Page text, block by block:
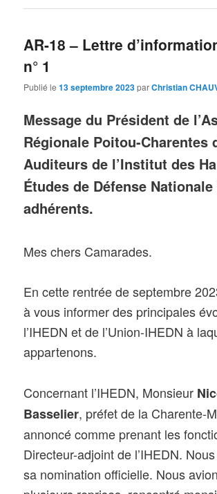
AR-18 – Lettre
n° 1
Publié le13 septembre 2023parChristian
Message du Président de
Régionale Poitou-Charentes
Auditeurs de l’Institut des
Études de Défense Nationale
adhérents.
Mes chers Camarades.
En cette rentrée de septembre
à vous informer des principales
l’IHEDN et de l’Union-IHEDN à
appartenons.
Concernant l’IHEDN, Monsieur
Basselier, préfet de la Charente-
annoncé comme prenant les
Directeur-adjoint de l’IHEDN.
sa nomination officielle. Nous